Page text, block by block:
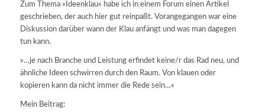
Zum Thema »Ideenklau« habe ich in einem Forum einen Artikel
geschrieben, der auch hier gut reinpaßt. Vorangegangen war eine
Diskussion darüber wann der Klau anfängt und was man dagegen
tun kann.
»…je nach Branche und Leistung erfindet keine/r das Rad neu, und
ähnliche Ideen schwirren durch den Raum. Von klauen oder
kopieren kann da nicht immer die Rede sein…«
Mein Beitrag: